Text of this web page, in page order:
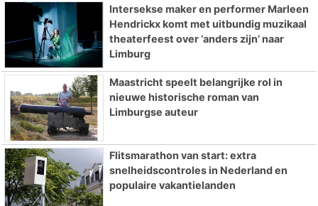
Intersekse maker en performer Marleen
Hendrickx komt met uitbundig muzikaal
theaterfeest over ‘anders zijn’ naar
Limburg
Maastricht speelt belangrijke rol in
nieuwe historische roman van
Limburgse auteur
Flitsmarathon van start: extra
snelheidscontroles in Nederland en
populaire vakantielanden